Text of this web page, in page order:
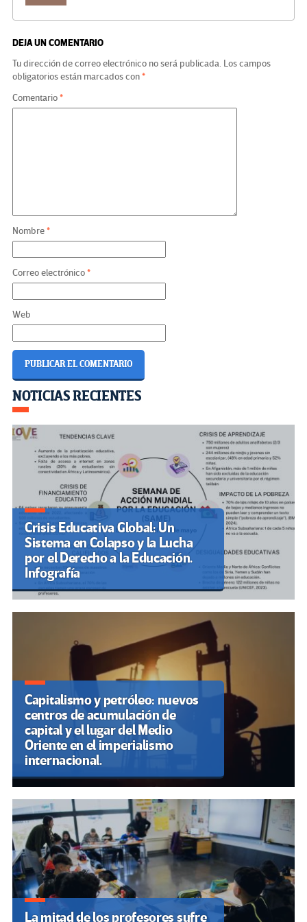
DEJA UN COMENTARIO
Tu dirección de correo electrónico no será publicada. Los campos
obligatorios están marcados con*
Comentario*
Nombre*
Correo electrónico*
Web
Navegación
de
entradas
NOTICIAS RECIENTES
Crisis Educativa Global: Un
Sistema en Colapso y la Lucha
por el Derecho a la Educación.
Infografía
Capitalismo y petróleo: nuevos
centros de acumulación de
capital y el lugar del Medio
Oriente en el imperialismo
internacional.
La mitad de los profesores sufre